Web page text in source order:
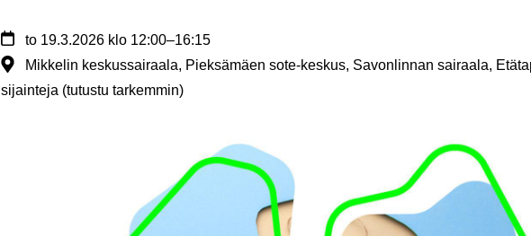
to 19.3.2026 klo 12:00–16:15
Mikkelin keskussairaala, Pieksämäen sote-keskus, Savonlinnan sairaala,
sijainteja (tutustu tarkemmin)